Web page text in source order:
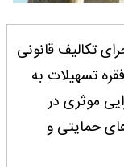
تکالیف قانونی
در سال ۱۴۰۴، با پرداخت ۱۵ هزار و ۸۵۳ فقره تسهیلات به
اجرایی موثری در
حمایتی و